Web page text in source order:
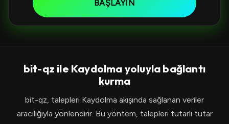
BAŞLAYIN
bit-qz ile Kaydolma yoluyla bağlantı
kurma
bit-qz, talepleri Kaydolma akışında sağlanan veriler
aracılığıyla yönlendirir. Bu yöntem, talepleri tutarlı tutar